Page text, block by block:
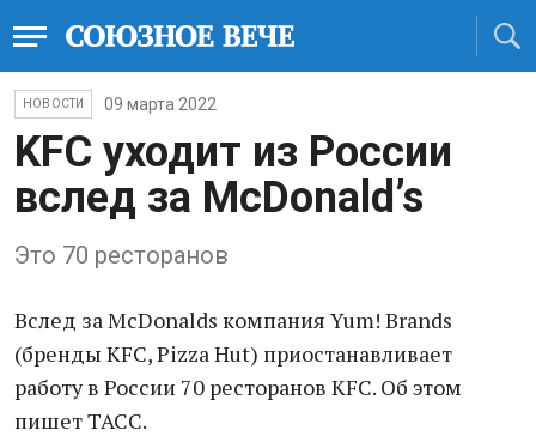
НОВОСТИ 09 марта 2022
KFC уходит из России
вслед за McDonald’s
Это 70 ресторанов
Вслед за McDonalds компания Yum! Brands
(бренды KFC, Pizza Hut) приостанавливает
работу в России 70 ресторанов KFC. Об этом
пишет ТАСС.